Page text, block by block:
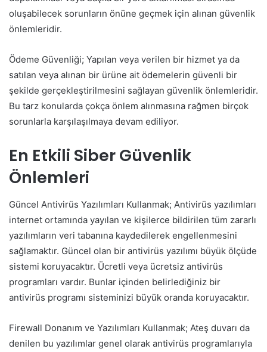
oluşabilecek sorunların önüne geçmek için alınan güvenlik
önlemleridir.
Ödeme Güvenliği; Yapılan veya verilen bir hizmet ya da
satılan veya alınan bir ürüne ait ödemelerin güvenli bir
şekilde gerçekleştirilmesini sağlayan güvenlik önlemleridir.
Bu tarz konularda çokça önlem alınmasına rağmen birçok
sorunlarla karşılaşılmaya devam ediliyor.
En Etkili Siber Güvenlik
Önlemleri
Güncel Antivirüs Yazılımları Kullanmak; Antivirüs yazılımları
internet ortamında yayılan ve kişilerce bildirilen tüm zararlı
yazılımların veri tabanına kaydedilerek engellenmesini
sağlamaktır. Güncel olan bir antivirüs yazılımı büyük ölçüde
sistemi koruyacaktır. Ücretli veya ücretsiz antivirüs
programları vardır. Bunlar içinden belirlediğiniz bir
antivirüs programı sisteminizi büyük oranda koruyacaktır.
Firewall Donanım ve Yazılımları Kullanmak; Ateş duvarı da
denilen bu yazılımlar genel olarak antivirüs programlarıyla